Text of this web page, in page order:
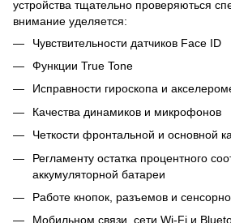
устройства тщательно проверяються
внимание уделяется:
Чувствительности датчиков Face ID
Функции True Tone
Исправности гироскопа и
Качества динамиков и микрофонов
Четкости фронтальной и основной
Регламенту остатка процентного
аккумуляторной батареи
Работе кнопок, разъемов и
Мобильном связи, сети Wi-Fi и